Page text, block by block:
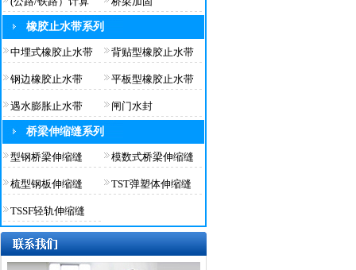
橡胶止水带系列
中埋式橡胶止水带 背贴型橡胶止水带
钢边橡胶止水带 平板型橡胶止水带
遇水膨胀止水带 闸门水封
桥梁伸缩缝系列
型钢桥梁伸缩缝 模数式桥梁伸缩缝
梳型钢板伸缩缝 TST弹塑体伸缩缝
TSSF轻轨伸缩缝